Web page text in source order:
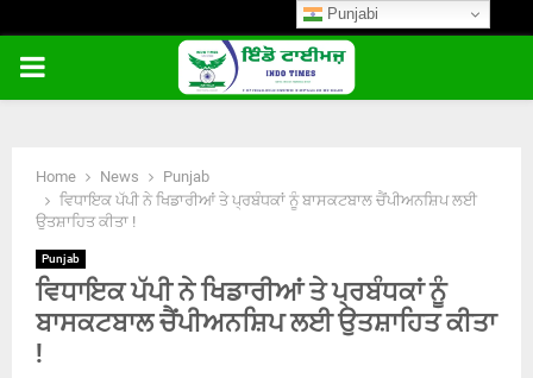
PRIMARY
Home News
Punjab
ਵਿਧਾਇਕ ਪੱਪੀ ਨੇ ਖਿਡਾਰੀਆਂ ਤੇ ਪ੍ਰਬੰਧਕਾਂ ਨੂੰ ਬਾਸਕਟਬਾਲ ਚੈਂਪੀਅਨਸ਼ਿਪ ਲਈ
ਉਤਸ਼ਾਹਿਤ ਕੀਤਾ !
Punjab
ਵਿਧਾਇਕ ਪੱਪੀ ਨੇ ਖਿਡਾਰੀਆਂ ਤੇ ਪ੍ਰਬੰਧਕਾਂ ਨੂੰ
ਬਾਸਕਟਬਾਲ ਚੈਂਪੀਅਨਸ਼ਿਪ ਲਈ ਉਤਸ਼ਾਹਿਤ ਕੀਤਾ
!
Punjabi